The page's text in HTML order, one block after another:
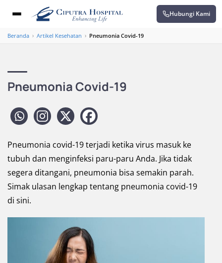
Hubungi Kami
Beranda › Artikel Kesehatan › Pneumonia Covid-19
Pneumonia Covid-19
Pneumonia covid-19 terjadi ketika virus masuk ke
tubuh dan menginfeksi paru-paru Anda. Jika tidak
segera ditangani, pneumonia bisa semakin parah.
Simak ulasan lengkap tentang pneumonia covid-19
di sini.